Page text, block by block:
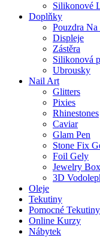
Silikonové
Doplňky
Pouzdra Na
Displeje
Zástěra
Silikonová
Ubrousky
Nail Art
Glitters
Pixies
Rhinestones
Caviar
Glam Pen
Stone Fix
Foil Gely
Jewelry
3D
Oleje
Tekutiny
Pomocné Tekutiny
Online Kurzy
Nábytek